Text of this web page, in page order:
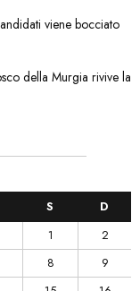
viene bocciato
della Murgia rivive la
S
D
1
2
8
9